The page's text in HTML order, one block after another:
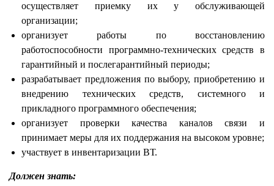
осуществляет приемку их у обслуживающей
организации;
организует работы по восстановлению
работоспособности программно-технических средств в
гарантийный и послегарантийный периоды;
разрабатывает предложения по выбору, приобретению и
внедрению технических средств, системного и
прикладного программного обеспечения;
организует проверки качества каналов связи и
принимает меры для их поддержания на высоком уровне;
участвует в инвентаризации ВТ.
Должен знать: